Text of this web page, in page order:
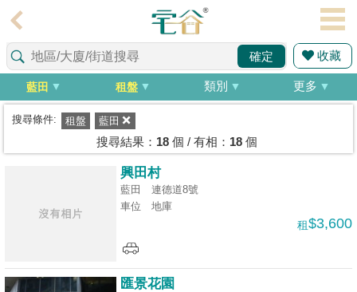
理
主
頁
搵
盤
確定 收藏
藍田 租盤 類別 更多
搜尋條件: 租盤 藍田
搜尋結果： 18個 / 有相： 18個
興田村
藍田 連德道8號
車位
地庫
租$3,600
匯景花園